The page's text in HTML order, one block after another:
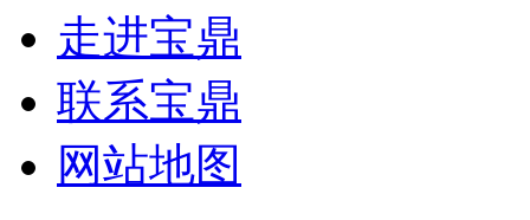
走进宝鼎
联系宝鼎
网站地图